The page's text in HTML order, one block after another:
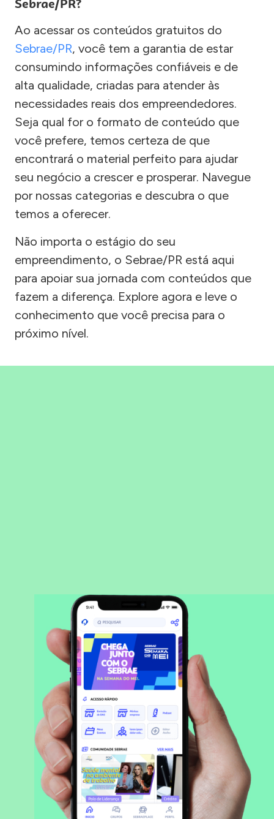
Sebrae/PR?
Ao acessar os conteúdos gratuitos do
Sebrae/PR, você tem a garantia de estar
consumindo informações confiáveis e de
alta qualidade, criadas para atender às
necessidades reais dos empreendedores.
Seja qual for o formato de conteúdo que
você prefere, temos certeza de que
encontrará o material perfeito para ajudar
seu negócio a crescer e prosperar. Navegue
por nossas categorias e descubra o que
temos a oferecer.
Não importa o estágio do seu
empreendimento, o Sebrae/PR está aqui
para apoiar sua jornada com conteúdos que
fazem a diferença. Explore agora e leve o
conhecimento que você precisa para o
próximo nível.